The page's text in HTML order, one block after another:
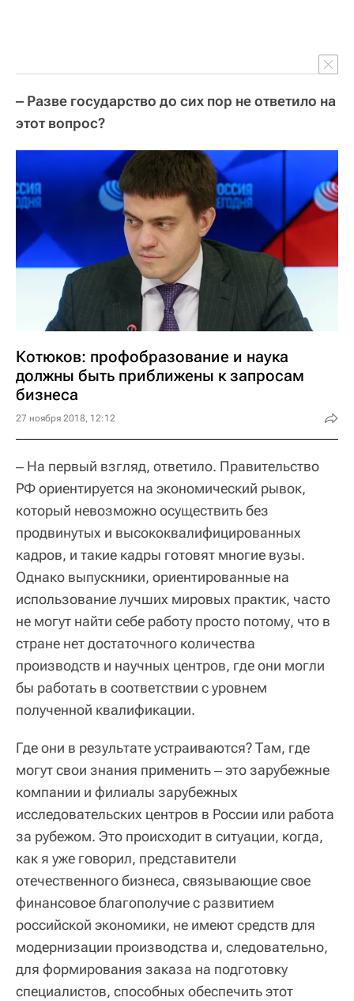
‒ Разве государство до сих пор не ответило на
этот вопрос?
Котюков: профобразование и наука
должны быть приближены к запросам
бизнеса
27 ноября 2018, 12:12
‒ На первый взгляд, ответило. Правительство
РФ ориентируется на экономический рывок,
который невозможно осуществить без
продвинутых и высококвалифицированных
кадров, и такие кадры готовят многие вузы.
Однако выпускники, ориентированные на
использование лучших мировых практик, часто
не могут найти себе работу просто потому, что в
стране нет достаточного количества
производств и научных центров, где они могли
бы работать в соответствии с уровнем
полученной квалификации.
Где они в результате устраиваются? Там, где
могут свои знания применить ‒ это зарубежные
компании и филиалы зарубежных
исследовательских центров в России или работа
за рубежом. Это происходит в ситуации, когда,
как я уже говорил, представители
отечественного бизнеса, связывающие свое
финансовое благополучие с развитием
российской экономики, не имеют средств для
модернизации производства и, следовательно,
для формирования заказа на подготовку
специалистов, способных обеспечить этот